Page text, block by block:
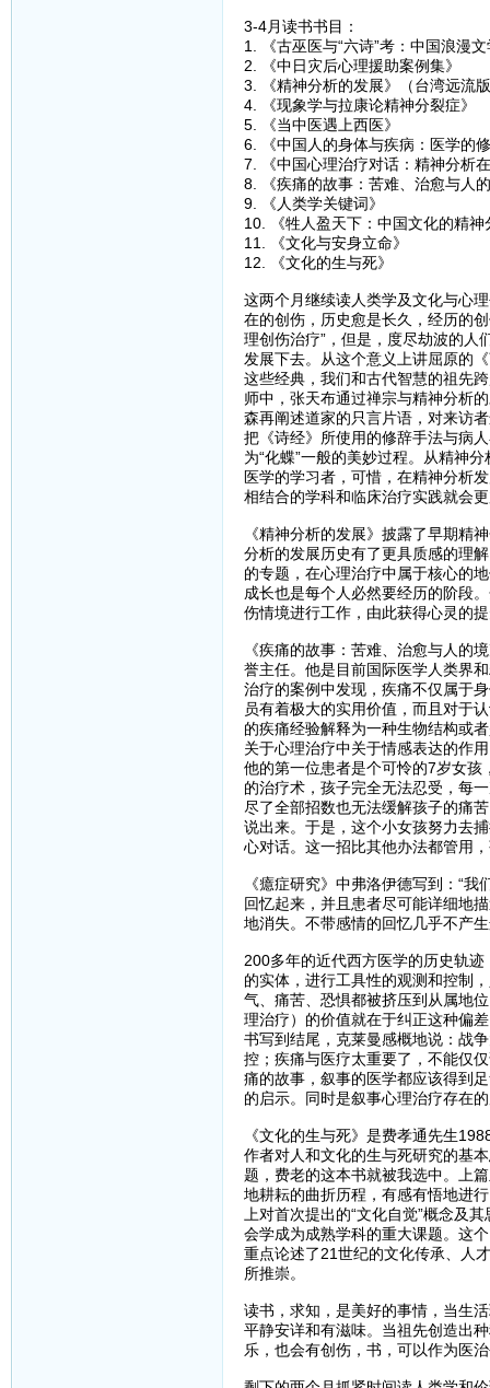
3-4月读书书目：
1. 《古巫医与“六诗”考：中国浪漫
2. 《中日灾后心理援助案例集》
3. 《精神分析的发展》（台湾远流
4. 《现象学与拉康论精神分裂症》
5. 《当中医遇上西医》
6. 《中国人的身体与疾病：医学的
7. 《中国心理治疗对话：精神分析
8. 《疾痛的故事：苦难、治愈与人
9. 《人类学关键词》
10. 《牲人盈天下：中国文化的精神
11. 《文化与安身立命》
12. 《文化的生与死》
这两个月继续读人类学及文化与心
在的创伤，历史愈是长久，经历的
理创伤治疗”，但是，度尽劫波的人
发展下去。从这个意义上讲屈原的
这些经典，我们和古代智慧的祖先
师中，张天布通过禅宗与精神分析
森再阐述道家的只言片语，对来访
把《诗经》所使用的修辞手法与病
为“化蝶”一般的美妙过程。从精神
医学的学习者，可惜，在精神分析
相结合的学科和临床治疗实践就会
《精神分析的发展》披露了早期精
分析的发展历史有了更具质感的理
的专题，在心理治疗中属于核心的
成长也是每个人必然要经历的阶段
伤情境进行工作，由此获得心灵的
《疾痛的故事：苦难、治愈与人的
誉主任。他是目前国际医学人类界
治疗的案例中发现，疾痛不仅属于
员有着极大的实用价值，而且对于
的疾痛经验解释为一种生物结构或
关于心理治疗中关于情感表达的作
他的第一位患者是个可怜的7岁女
的治疗术，孩子完全无法忍受，每
尽了全部招数也无法缓解孩子的痛
说出来。于是，这个小女孩努力去
心对话。这一招比其他办法都管用
《癔症研究》中弗洛伊德写到：“
回忆起来，并且患者尽可能详细地
地消失。不带感情的回忆几乎不产
200多年的近代西方医学的历史轨
的实体，进行工具性的观测和控制
气、痛苦、恐惧都被挤压到从属地
理治疗）的价值就在于纠正这种偏
书写到结尾，克莱曼感概地说：战
控；疾痛与医疗太重要了，不能仅
痛的故事，叙事的医学都应该得到
的启示。同时是叙事心理治疗存在
《文化的生与死》是费孝通先生
作者对人和文化的生与死研究的基
题，费老的这本书就被我选中。上
地耕耘的曲折历程，有感有悟地进
上对首次提出的“文化自觉”概念及
会学成为成熟学科的重大课题。这
重点论述了21世纪的文化传承、人
所推崇。
读书，求知，是美好的事情，当生
平静安详和有滋味。当祖先创造出
乐，也会有创伤，书，可以作为医